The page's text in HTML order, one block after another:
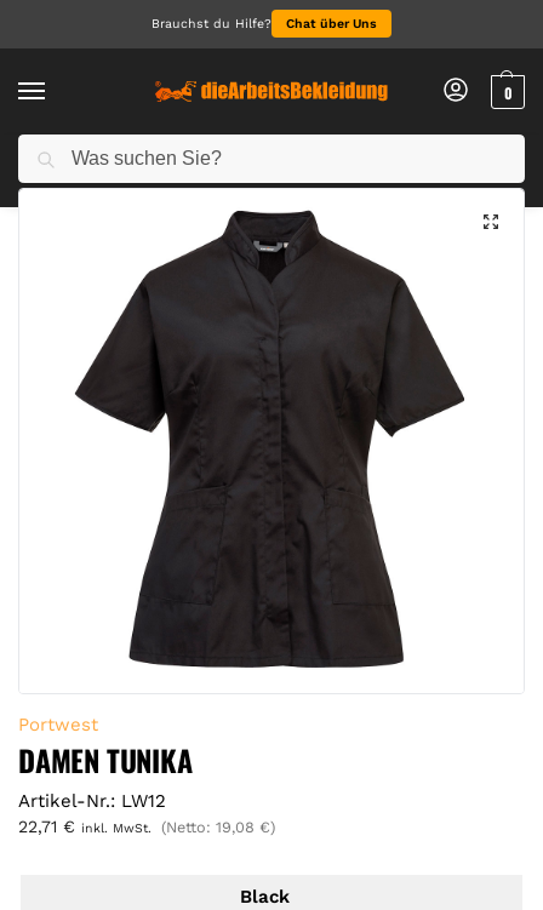
Brauchst du Hilfe? Chat über Uns
0
Start Alle Produkte / Damen Tunika
Portwest
DAMEN TUNIKA
Artikel-Nr.: LW12
22,71 € inkl. MwSt. (Netto: 19,08 €)
Black